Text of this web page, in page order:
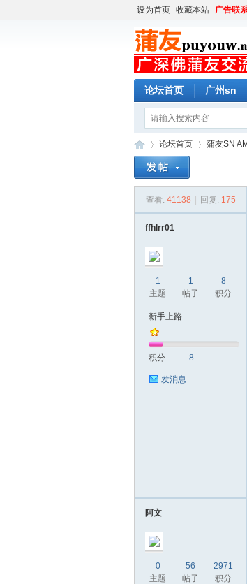
设为首页 收藏本站 广告联
论坛首页 广州sn
»
论坛首页 蒲友SN
查看: 41138 回复: 175
ffhlrr01
1
主题
1
帖子
8
积分
新手上路
积分 8
发消息
阿文
0
主题
56
帖子
2971
积分